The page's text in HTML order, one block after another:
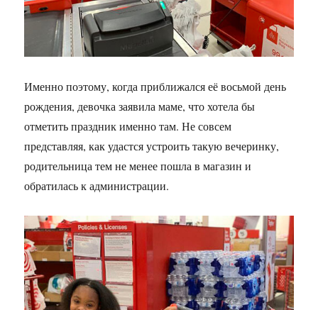
Именно поэтому, когда приближался её восьмой день
рождения, девочка заявила маме, что хотела бы
отметить праздник именно там. Не совсем
представляя, как удастся устроить такую вечеринку,
родительница тем не менее пошла в магазин и
обратилась к администрации.